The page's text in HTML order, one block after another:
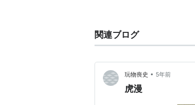
関連ブログ
玩物喪史 • 5年前
虎漫